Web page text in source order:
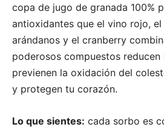
copa de jugo de granada 100%
antioxidantes que el vino rojo,
arándanos y el cranberry
poderosos compuestos
previenen la oxidación del
y protegen tu corazón.
Lo que sientes: cada sorbo es